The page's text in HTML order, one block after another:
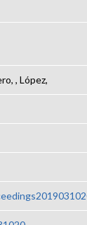
, López,